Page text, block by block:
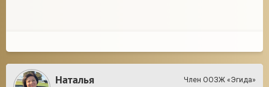
Наталья
Член ООЗЖ «Эгида»